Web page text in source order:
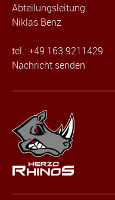
Abteilungsleitung:
Niklas Benz
tel.: +49 163 9211429
Nachricht senden